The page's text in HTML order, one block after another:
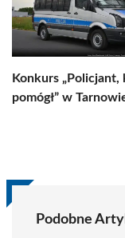
Konkurs „Policjant,
pomógł” w
Podobne